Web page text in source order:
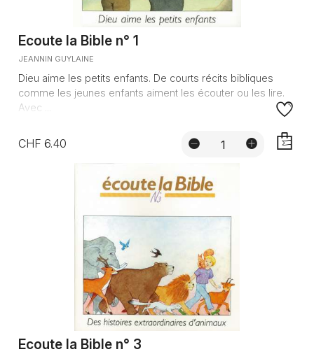
Ecoute la Bible n° 1
JEANNIN GUYLAINE
Dieu aime les petits enfants. De courts récits bibliques
comme les jeunes enfants aiment les écouter ou les lire.
Avec ...
CHF 6.40
Ecoute la Bible n° 3